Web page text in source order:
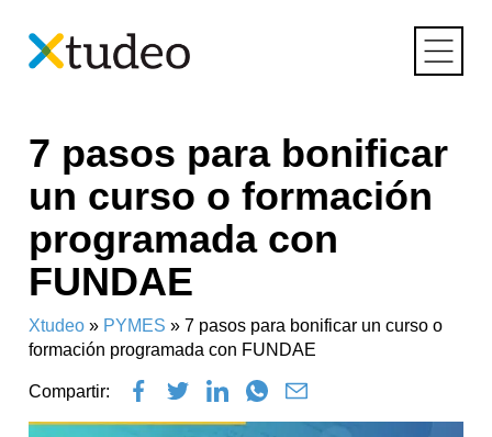
content7 pasos para bonificar
un curso o formación
programada con
FUNDAE
Xtudeo » PYMES »7 pasos para bonificar un curso o
formación programada con FUNDAE
Compartir: